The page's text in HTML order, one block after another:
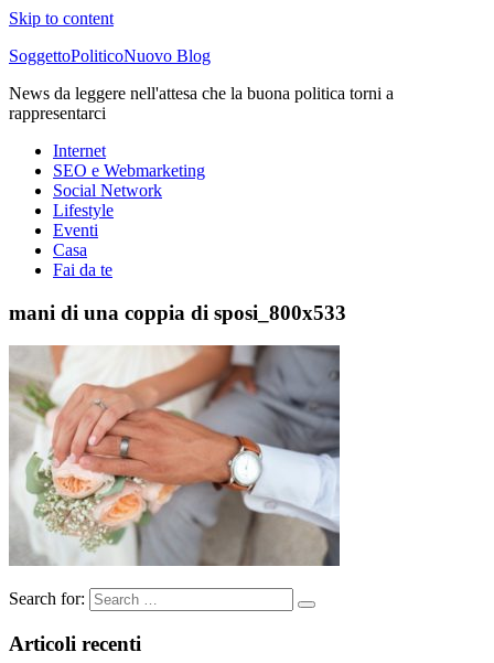
Skip to content
SoggettoPoliticoNuovo Blog
News da leggere nell'attesa che la buona politica torni a
rappresentarci
Internet
SEO e Webmarketing
Social Network
Lifestyle
Eventi
Casa
Fai da te
mani di una coppia di sposi_800x533
Search for:
Articoli recenti